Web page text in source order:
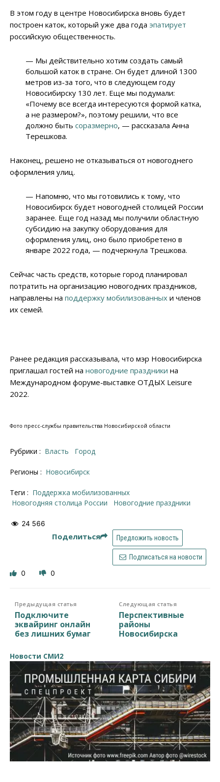
В этом году в центре Новосибирска вновь будет
построен каток, который уже два года эпатирует
российскую общественность.
— Мы действительно хотим создать самый
большой каток в стране. Он будет длиной 1300
метров из-за того, что в следующем году
Новосибирску 130 лет. Еще мы подумали:
«Почему все всегда интересуются формой катка,
а не размером?», поэтому решили, что все
должно бытьсоразмерно, — рассказала Анна
Терешкова.
Наконец, решено не отказываться от новогоднего
оформления улиц.
— Напомню, что мы готовились к тому, что
Новосибирск будет новогодней столицей России
заранее. Еще год назад мы получили областную
субсидию на закупку оборудования для
оформления улиц, оно было приобретено в
январе 2022 года, — подчеркнула Трешкова.
Сейчас часть средств, которые город планировал
потратить на организацию новогодних праздников,
направлены на поддержку мобилизованных и членов
их семей.
Ранее редакция рассказывала, что мэр Новосибирска
приглашал гостей на новогодние праздники на
Международном форуме-выставке ОТДЫХ Leisure
2022.
Фото пресс-службы правительства Новосибирской области
Рубрики : Власть Город
Регионы : Новосибирск
Теги :
поддержка мобилизованных
новогодняя столица России
новогодние праздники
24 566
Поделиться Предложить новость
Подписаться на новости
0 0
Предыдущая статья
Подключите
эквайринг онлайн
без лишних бумаг
Следующая статья
Перспективные
районы
Новосибирска
Новости СМИ2